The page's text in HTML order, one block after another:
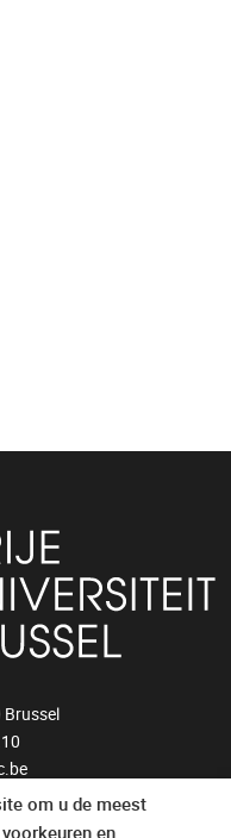
Brussel
om u de meest
en